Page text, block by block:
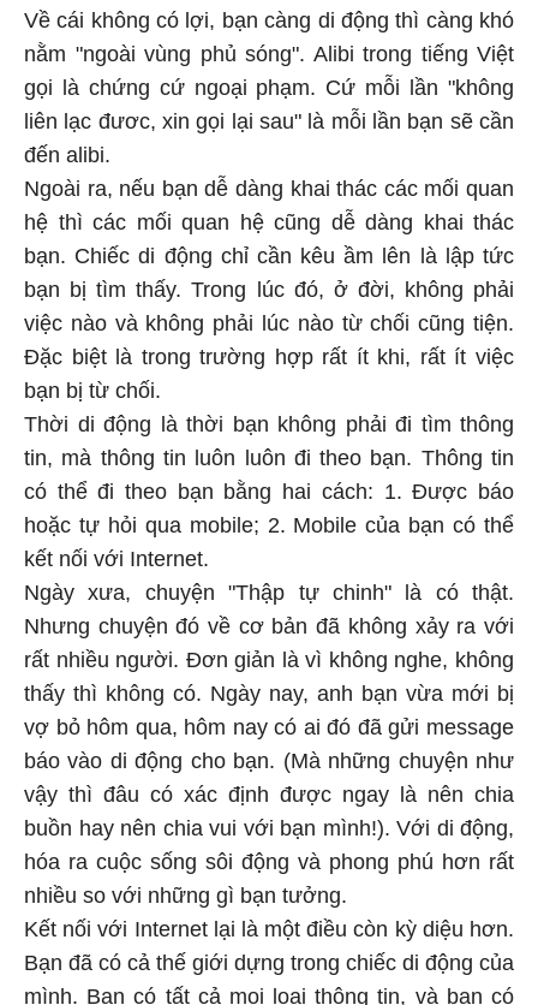
Về cái không có lợi, bạn càng di động thì càng khó
nằm "ngoài vùng phủ sóng". Alibi trong tiếng Việt
gọi là chứng cứ ngoại phạm. Cứ mỗi lần "không
liên lạc đươc, xin gọi lại sau" là mỗi lần bạn sẽ cần
đến alibi.
Ngoài ra, nếu bạn dễ dàng khai thác các mối quan
hệ thì các mối quan hệ cũng dễ dàng khai thác
bạn. Chiếc di động chỉ cần kêu ầm lên là lập tức
bạn bị tìm thấy. Trong lúc đó, ở đời, không phải
việc nào và không phải lúc nào từ chối cũng tiện.
Đặc biệt là trong trường hợp rất ít khi, rất ít việc
bạn bị từ chối.
Thời di động là thời bạn không phải đi tìm thông
tin, mà thông tin luôn luôn đi theo bạn. Thông tin
có thể đi theo bạn bằng hai cách: 1. Được báo
hoặc tự hỏi qua mobile; 2. Mobile của bạn có thể
kết nối với Internet.
Ngày xưa, chuyện "Thập tự chinh" là có thật.
Nhưng chuyện đó về cơ bản đã không xảy ra với
rất nhiều người. Đơn giản là vì không nghe, không
thấy thì không có. Ngày nay, anh bạn vừa mới bị
vợ bỏ hôm qua, hôm nay có ai đó đã gửi message
báo vào di động cho bạn. (Mà những chuyện như
vậy thì đâu có xác định được ngay là nên chia
buồn hay nên chia vui với bạn mình!). Với di động,
hóa ra cuộc sống sôi động và phong phú hơn rất
nhiều so với những gì bạn tưởng.
Kết nối với Internet lại là một điều còn kỳ diệu hơn.
Bạn đã có cả thế giới dựng trong chiếc di động của
mình. Bạn có tất cả mọi loại thông tin, và bạn có